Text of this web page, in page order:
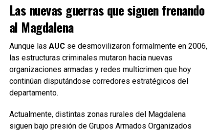
Las nuevas guerras que siguen frenando
al Magdalena
Aunque las AUCse desmovilizaron formalmente en 2006,
las estructuras criminales mutaron hacia nuevas
organizaciones armadas y redes multicrimen que hoy
continúan disputándose corredores estratégicos del
departamento.
Actualmente, distintas zonas rurales del Magdalena
siguen bajo presión de Grupos Armados Organizados